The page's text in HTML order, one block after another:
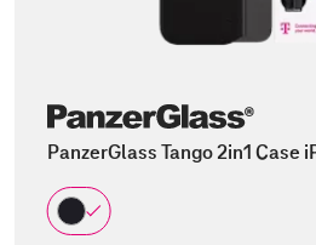
PanzerGlass Tango 2in1 Case